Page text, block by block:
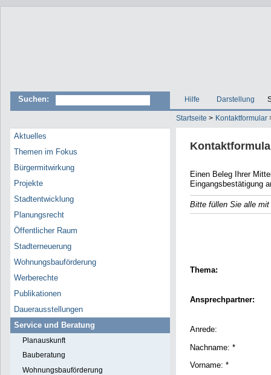
Suchen: Hilfe Darstellung
Startseite > Kontaktformular
Aktuelles
Themen im Fokus
Bürgermitwirkung
Projekte
Stadtentwicklung
Planungsrecht
Öffentlicher Raum
Stadterneuerung
Wohnungsbauförderung
Werberechte
Publikationen
Dauerausstellungen
Service und Beratung
Planauskunft
Bauberatung
Wohnungsbauförderung
Einen Beleg Ihrer Mitteilung
Eingangsbestätigung
Bitte füllen Sie alle
Thema:
Ansprechpartner:
Anrede:
Nachname: *
Vorname: *